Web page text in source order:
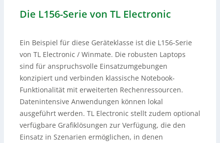
Die L156-Serie von TL Electronic
Ein Beispiel für diese Geräteklasse ist die L156-Serie
von TL Electronic / Winmate. Die robusten Laptops
sind für anspruchsvolle Einsatzumgebungen
konzipiert und verbinden klassische Notebook-
Funktionalität mit erweiterten Rechenressourcen.
Datenintensive Anwendungen können lokal
ausgeführt werden. TL Electronic stellt zudem optional
verfügbare Grafiklösungen zur Verfügung, die den
Einsatz in Szenarien ermöglichen, in denen